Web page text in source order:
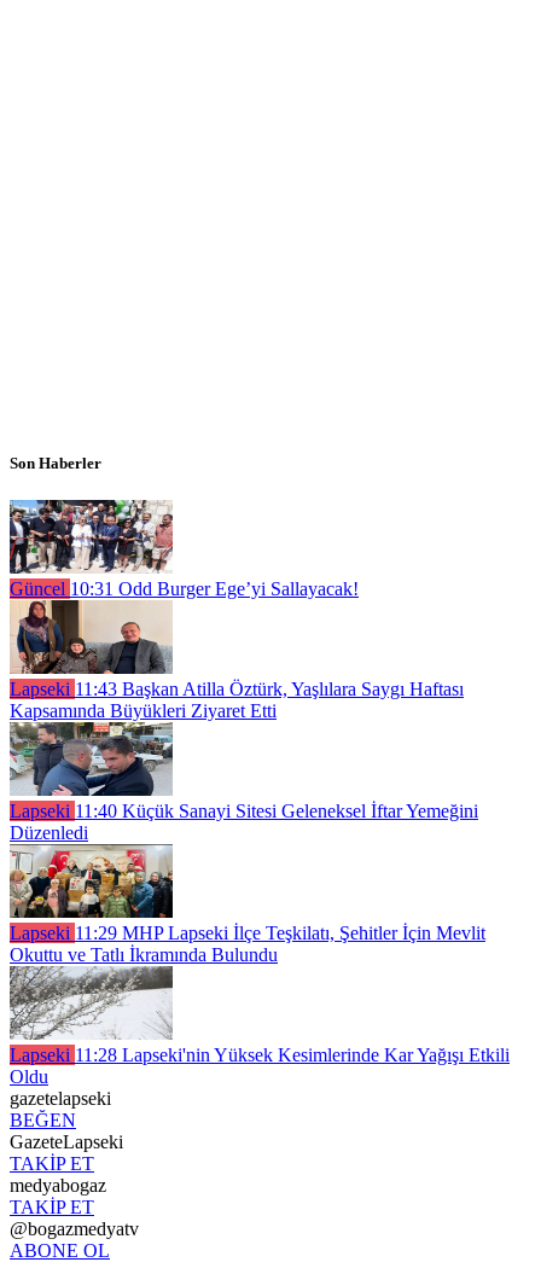
Son Haberler
Güncel 10:31 Odd Burger Ege’yi Sallayacak!
Lapseki 11:43 Başkan Atilla Öztürk, Yaşlılara Saygı Haftası
Kapsamında Büyükleri Ziyaret Etti
Lapseki 11:40 Küçük Sanayi Sitesi Geleneksel İftar Yemeğini
Düzenledi
Lapseki 11:29 MHP Lapseki İlçe Teşkilatı, Şehitler İçin Mevlit
Okuttu ve Tatlı İkramında Bulundu
Lapseki 11:28 Lapseki'nin Yüksek Kesimlerinde Kar Yağışı Etkili
Oldu
gazetelapseki
BEĞEN
GazeteLapseki
TAKİP ET
medyabogaz
TAKİP ET
@bogazmedyatv
ABONE OL